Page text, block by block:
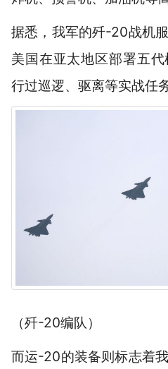
据悉，我军的歼-20战机
美国在亚太地区部署五
行过巡逻、驱离等实战任务
（歼-20编队）
而运-20的装备则标志着